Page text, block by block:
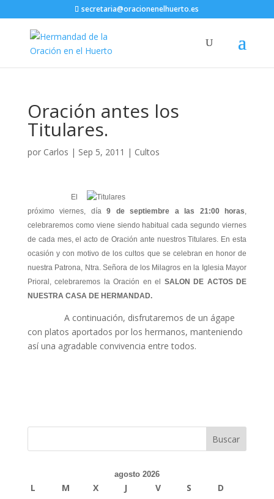
secretaria@oracionenelhuerto.es
Oración antes los
Titulares.
por Carlos | Sep 5, 2011 | Cultos
El
próximo viernes, día9 de septiembre a las 21:00 horas,
celebraremos como viene siendo habitual cada segundo viernes
de cada mes, el acto de Oración ante nuestros Titulares. En esta
ocasión y con motivo de los cultos que se celebran en honor de
nuestra Patrona, Ntra. Señora de los Milagros en la Iglesia Mayor
Prioral, celebraremos la Oración en el SALON DE ACTOS DE
NUESTRA CASA DE HERMANDAD.
A continuación, disfrutaremos de un ágape
con platos aportados por los hermanos, manteniendo
así una agradable convivencia entre todos.
agosto 2026
L M X J V S
D